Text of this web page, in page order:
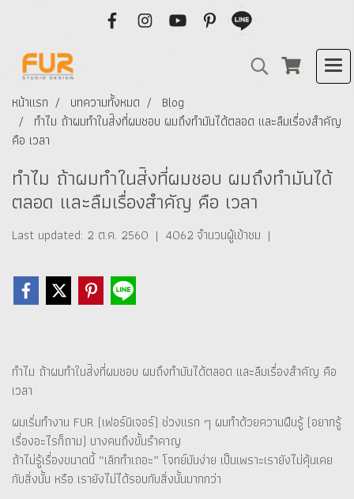
หน้าแรก บทความทั้งหมด
Blog
ทำไม ถ้าผมทำในส่ิงที่ผมชอบ ผมถึงทำมันได้ตลอด และลืมเรื่องสำคัญ
คือ เวลา
ทำไม ถ้าผมทำในส่ิงที่ผมชอบ ผมถึงทำมันได้
ตลอด และลืมเรื่องสำคัญ คือ เวลา
Last updated: 2 ต.ค. 2560 | 4062 จำนวนผู้เข้าชม |
ทำไม ถ้าผมทำในส่ิงที่ผมชอบ ผมถึงทำมันได้ตลอด และลืมเรื่องสำคัญ คือ
เวลา
ผมเริ่มทำงาน FUR (เฟอร์นิเจอร์) ช่วงแรก ๆ ผมทำด้วยความฝืนรู้ (อยากรู้
เรื่องอะไรก็ถาม) บางคนถึงขั้นรำคาญ
ถ้าไม่รู้เรื่องขนาดนี้ “เลิกทำเถอะ” โจทย์มันง่าย เป็นเพราะเรายังไม่คุ้นเคย
กับสิ่งนั้น หรือ เรายังไม่ได้รอบกับสิ่งนั้นมากกว่า